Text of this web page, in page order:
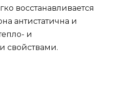
восстанавливается
антистатична и
и
свойствами.